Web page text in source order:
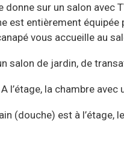
sur un salon avec
est entièrement
vous accueille au
salon de jardin, de
A l’étage, la chambre
(douche) est à l’étage,